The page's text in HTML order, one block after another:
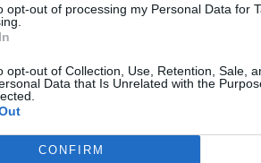
opt-out of processing my Personal Data for
opt-out of Collection, Use, Retention, Sale,
Data that Is Unrelated with the
CONFIRM